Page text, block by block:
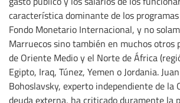
característica dominante de los
Fondo Monetario Internacional, y no
Marruecos sino también en muchos otros
de Oriente Medio y el Norte de África
Egipto, Iraq, Túnez, Yemen o Jordania.
Bohoslavsky, experto independiente de la
deuda externa, ha criticado duramente la